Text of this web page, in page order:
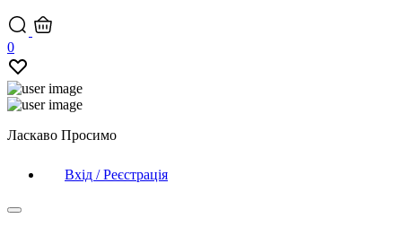
0
Ласкаво Просимо
Вхід / Реєстрація